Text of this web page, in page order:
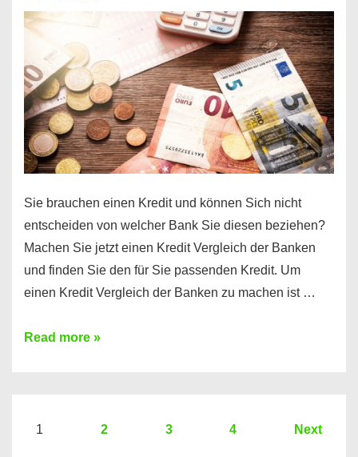
einen
10000
Euro
Kredit
finden
Sie brauchen einen Kredit und können Sich nicht
entscheiden von welcher Bank Sie diesen beziehen?
Machen Sie jetzt einen Kredit Vergleich der Banken
und finden Sie den für Sie passenden Kredit. Um
einen Kredit Vergleich der Banken zu machen ist …
Sie
Hier
Read more »
Seitennummerierung
1 2 3 4 Next